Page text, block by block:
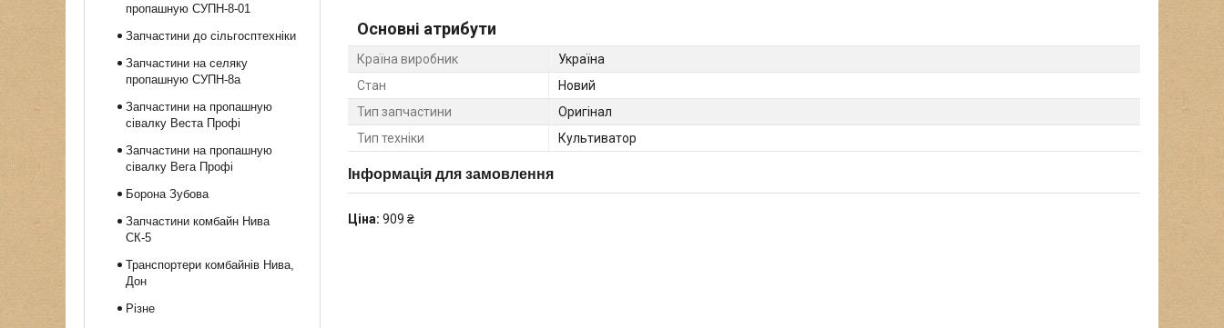
Основні атрибути
Країна виробник
Україна
Стан
Новий
Тип запчастини
Оригінал
Тип техніки
Культиватор
Інформація для замовлення
Ціна: 909 ₴
пропашную СУПН-8-01
Запчастини до сільгосптехніки
Запчастини на селяку
пропашную СУПН-8а
Запчастини на пропашную
сівалку Веста Профі
Запчастини на пропашную
сівалку Вега Профі
Борона Зубова
Запчастини комбайн Нива
СК-5
Транспортери комбайнів Нива,
Дон
Різне